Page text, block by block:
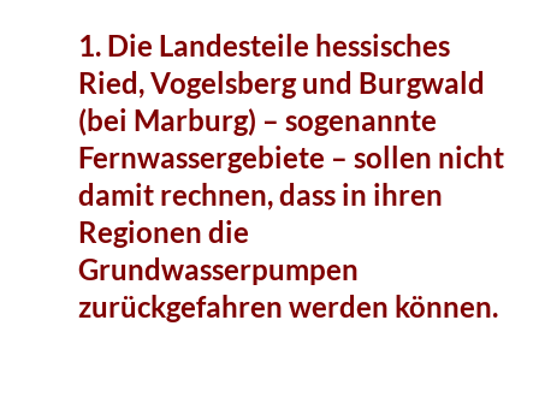
1. Die Landesteile hessisches
Ried, Vogelsberg und Burgwald
(bei Marburg) – sogenannte
Fernwassergebiete – sollen nicht
damit rechnen, dass in ihren
Regionen die
Grundwasserpumpen
zurückgefahren werden können.